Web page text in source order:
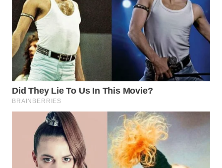
LABUHANBATU
WN
TAPANULI
TENGAH
WN DELI
SERDANG
TEBING
TINGGI
WN